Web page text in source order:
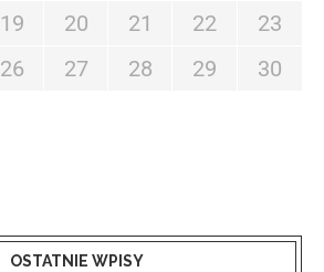
19 20 21 22
23
26 27 28 29
30
OSTATNIE WPISY